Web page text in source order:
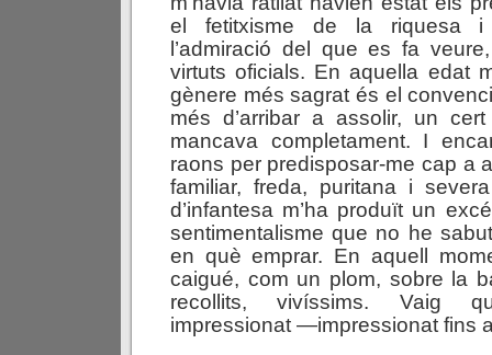
el fetitxisme de la riquesa i
l’admiració del que es fa
virtuts oficials. En aquella edat
gènere més sagrat és el
més d’arribar a assolir, un
mancava completament. I
raons per predisposar-me cap a
familiar, freda, puritana i
d’infantesa m’ha produït un
sentimentalisme que no he
en què emprar. En aquell
caigué, com un plom, sobre la
recollits, vivíssims. Vaig
impressionat —impressionat fins